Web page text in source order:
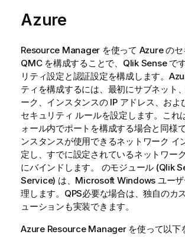
Azure
Resource Manager を使って Azure のセ
QMCを構成することで、 Qlik Senseで
リティ設定と認証設定を構成します。
ティを構成するには、最初にサブネット
ーク、インスタンスの IP アドレス、およ
セキュリティ ルールを設定します。これ
ォール内でポートを構成する場合と同様
ンスタンスが使用できるネットワーク イ
定し、すでに設定されているネットワー
にバインドします。 のモジュール (Qlik
Service) は、Microsoft Windows ユーザ
理します。 QPS必要な場合は、独自のカ
ューションも実装できます。
Azure Resource Manager を使って以下